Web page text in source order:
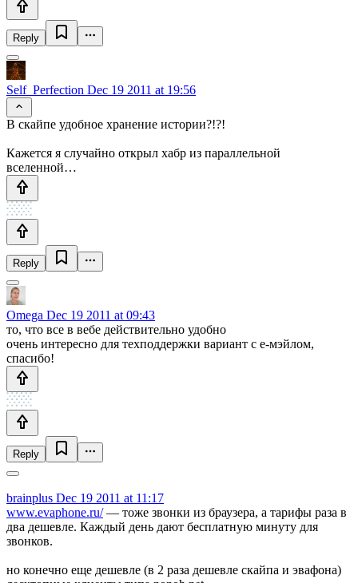
Reply
Self_Perfection Dec 19 2011 at 19:56
В скайпе удобное хранение истории?!?!
Кажется я случайно открыл хабр из параллельной
вселенной…
Reply
Omega Dec 19 2011 at 09:43
то, что все в вебе действительно удобно
очень интересно для техподдержки вариант с е-мэйлом,
спасибо!
Reply
brainplus Dec 19 2011 at 11:17
www.evaphone.ru/— тоже звонки из браузера, а тарифы раза в
два дешевле. Каждый день дают бесплатную минуту для
звонков.
но конечно еще дешевле (в 2 раза дешевле скайпа и эвафона)